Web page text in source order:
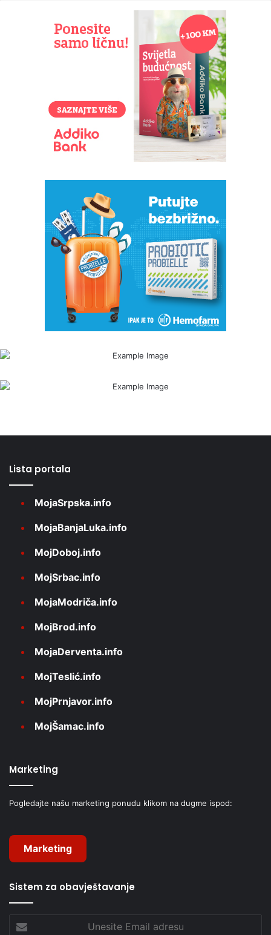
Lista portala
MojaSrpska.info
MojaBanjaLuka.info
MojDoboj.info
MojSrbac.info
MojaModriča.info
MojBrod.info
MojaDerventa.info
MojTeslić.info
MojPrnjavor.info
MojŠamac.info
Marketing
Pogledajte našu marketing ponudu klikom na dugme ispod:
Marketing
Sistem za obavještavanje